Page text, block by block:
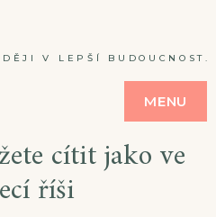
V LEPŠÍ
MENU
cítit jako ve
říši